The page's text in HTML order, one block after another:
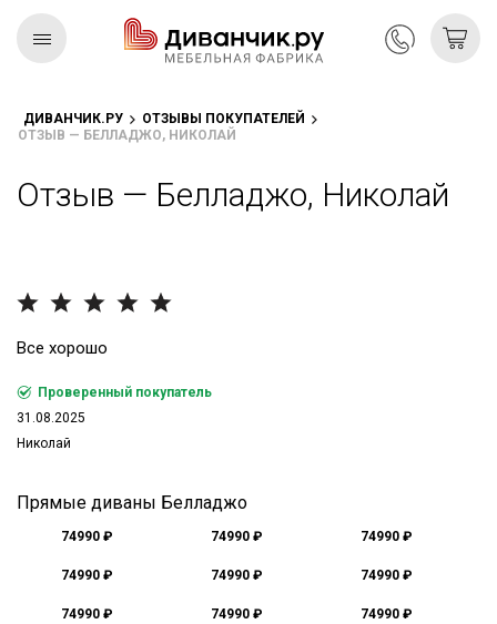
ДИВАНЧИК.РУ
ОТЗЫВЫ ПОКУПАТЕЛЕЙ
ОТЗЫВ — БЕЛЛАДЖО, НИКОЛАЙ
Отзыв — Белладжо, Николай
Все хорошо
Проверенный покупатель
31.08.2025
Николай
Прямые диваны Белладжо
74990 ₽ 74990 ₽ 74990 ₽
74990 ₽ 74990 ₽ 74990 ₽
74990 ₽ 74990 ₽ 74990 ₽